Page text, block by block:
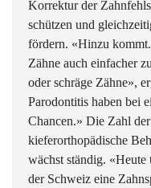
Korrektur der
schützen und
fördern. «Hinzu
Zähne auch einfacher
oder schräge Zähne»,
Parodontitis haben bei
Chancen.» Die Zahl
kieferorthopädische
wächst ständig.
der Schweiz eine